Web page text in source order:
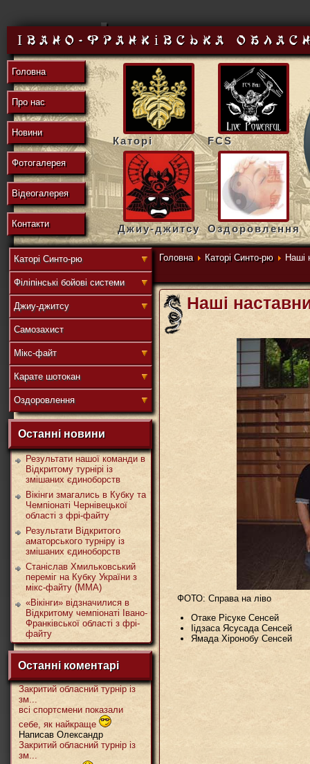
東
の
地
域
連
盟
武
道
Івано-Франківська
Головна
Про нас
Новини
Фотогалерея
Відеогалерея
Контакти
Каторі FCS
Джиу-джитсу Оздоровлення
Головна Каторі Синто-рю Наші
Каторі Синто-рю
Філіпінські бойові системи
Джиу-джитсу
Самозахист
Мікс-файт
Карате шотокан
Оздоровлення
Останні новини
Результати нашої команди в
Відкритому турнірі із
змішаних єдиноборств
Вікінги змагались в Кубку та
Чемпіонаті Чернівецької
області з фрі-файту
Результати Відкритого
аматорського турніру із
змішаних єдиноборств
Станіслав Хмильковський
переміг на Кубку України з
мікс-файту (ММА)
«Вікінги» відзначилися в
Відкритому чемпіонаті Івано-
Франківської області з фрі-
файту
Останні коментарі
Закритий обласний турнір із
зм...
всі спортсмени показали
себе, як найкраще
Написав Олександр
Закритий обласний турнір із
зм...
Наші
ФОТО: Справа на ліво
Отаке Рісуке Сенсей
Іідзаса Ясусада Сенсей
Ямада Хіронобу Сенсей